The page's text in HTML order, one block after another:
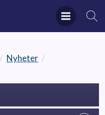
/ Nyheter /